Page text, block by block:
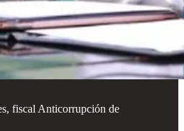
fiscal Anticorrupción de